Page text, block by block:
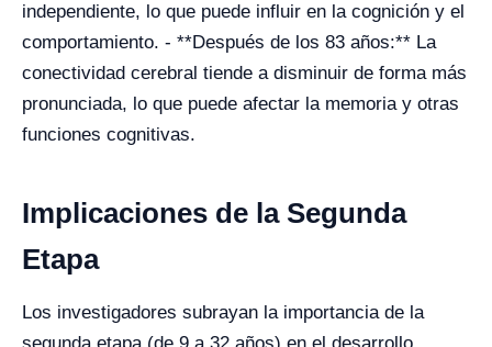
independiente, lo que puede influir en la cognición y el
comportamiento. - **Después de los 83 años:** La
conectividad cerebral tiende a disminuir de forma más
pronunciada, lo que puede afectar la memoria y otras
funciones cognitivas.
Implicaciones de la Segunda
Etapa
Los investigadores subrayan la importancia de la